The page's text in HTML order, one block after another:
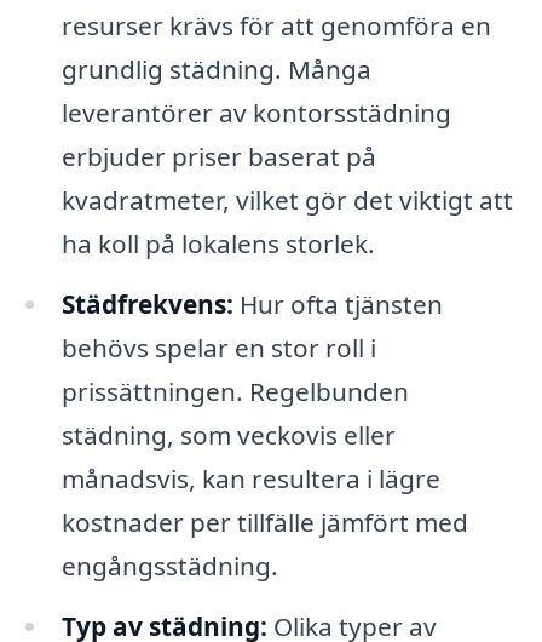
resurser krävs för att genomföra en
grundlig städning. Många
leverantörer av kontorsstädning
erbjuder priser baserat på
kvadratmeter, vilket gör det viktigt att
ha koll på lokalens storlek.
Städfrekvens: Hur ofta tjänsten
behövs spelar en stor roll i
prissättningen. Regelbunden
städning, som veckovis eller
månadsvis, kan resultera i lägre
kostnader per tillfälle jämfört med
engångsstädning.
Typ av städning: Olika typer av